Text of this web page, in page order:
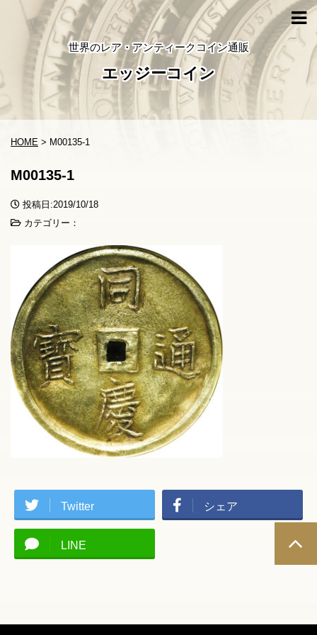
世界のレア・アンティークコイン通販
エッジーコイン
HOME > M00135-1
M00135-1
投稿日:2019/10/18
カテゴリー：
Twitter シェア
LINE